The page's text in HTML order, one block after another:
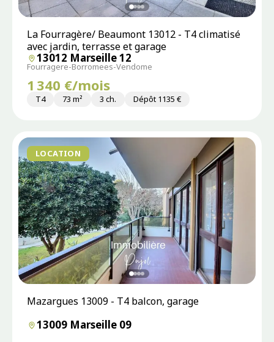
La Fourragère/ Beaumont 13012 - T4 climatisé
avec jardin, terrasse et garage
13012 Marseille 12
Fourragere-Borromees-Vendome
1 340 €/mois
T4 73 m² 3 ch. Dépôt 1135 €
LOCATION
Mazargues 13009 - T4 balcon, garage
13009 Marseille 09